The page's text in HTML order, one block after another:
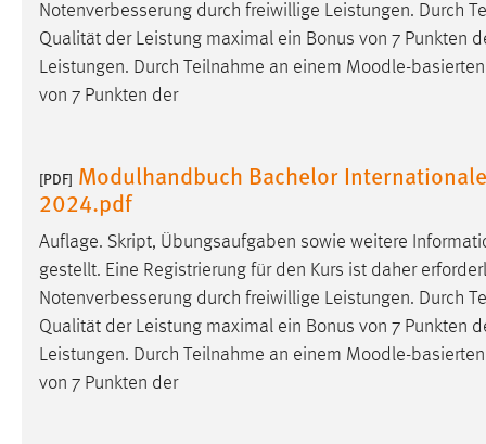
Notenverbesserung durch freiwillige Leistungen. Durch
Qualität der Leistung maximal ein Bonus von 7
Leistungen. Durch Teilnahme an einem Moodle-
von 7 Punkten der
[PDF] Modulhandbuch Bachelor
2024.pdf
Auflage. Skript, Übungsaufgaben sowie weitere
gestellt. Eine Registrierung für den Kurs ist daher
Notenverbesserung durch freiwillige Leistungen. Durch
Qualität der Leistung maximal ein Bonus von 7
Leistungen. Durch Teilnahme an einem Moodle-
von 7 Punkten der